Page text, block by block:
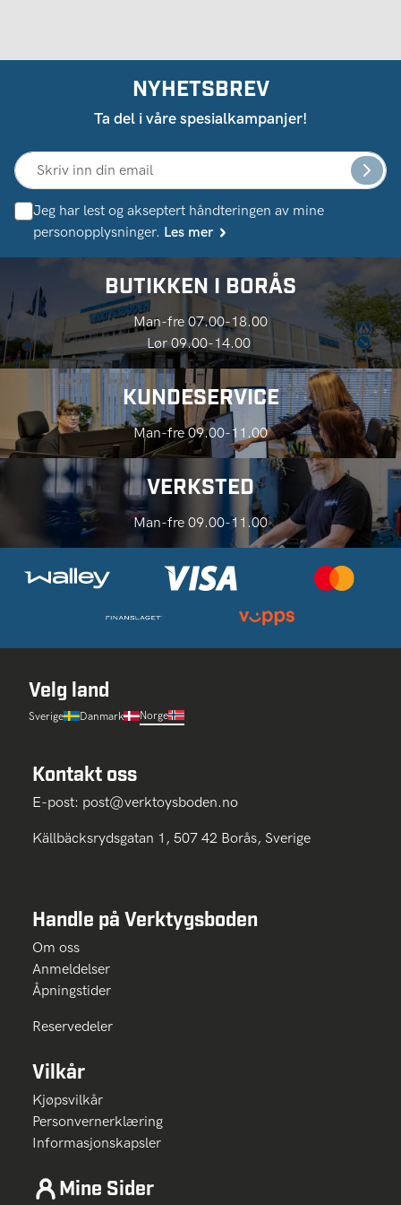
NYHETSBREV
Ta del i våre spesialkampanjer!
Jeg har lest og akseptert håndteringen av mine
personopplysninger. Les mer
BUTIKKEN I BORÅS
Man-fre 07.00-18.00
Lør 09.00-14.00
KUNDESERVICE
Man-fre 09.00-11.00
VERKSTED
Man-fre 09.00-11.00
Velg land
Sverige Danmark Norge
Kontakt oss
E-post: post@verktoysboden.no
Källbäcksrydsgatan 1, 507 42 Borås, Sverige
Handle på Verktygsboden
Om oss
Anmeldelser
Åpningstider
Reservedeler
Vilkår
Kjøpsvilkår
Personvernerklæring
Informasjonskapsler
Mine Sider